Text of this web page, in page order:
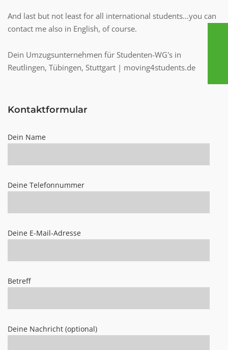
And last but not least for all international students...you can
contact me also in English, of course.
Dein Umzugsunternehmen für Studenten-WG's in
Reutlingen, Tübingen, Stuttgart | moving4students.de
Kontaktformular
Dein Name
Deine Telefonnummer
Deine E-Mail-Adresse
Betreff
Deine Nachricht (optional)